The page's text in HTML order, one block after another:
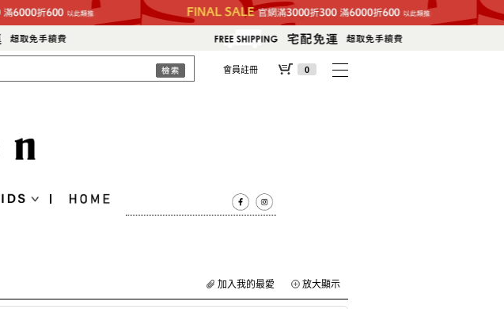
會員註冊 0
放大顯示
加入我的最愛